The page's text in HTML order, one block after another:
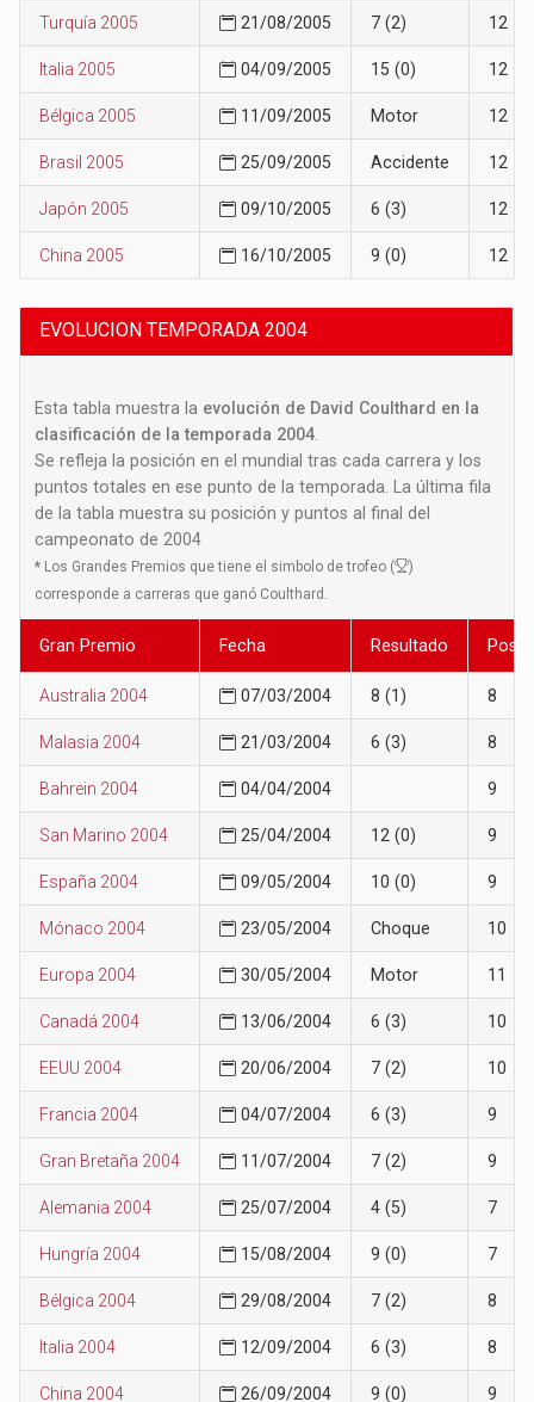
Turquía 2005 21/08/2005 7 (2) 12
Italia 2005 04/09/2005 15 (0) 12
Bélgica 2005 11/09/2005 Motor 12
Brasil 2005 25/09/2005 Accidente 12
Japón 2005 09/10/2005 6 (3) 12
China 2005 16/10/2005 9 (0) 12
EVOLUCION TEMPORADA 2004
Esta tabla muestra la evolución de David Coulthard en la
clasificación de la temporada 2004
Se refleja la posición en el mundial tras cada carrera y los
puntos totales en ese punto de la temporada. La última fila
de la tabla muestra su posición y puntos al final del
campeonato de 2004
* Los Grandes Premios que tiene el simbolo de trofeo (
)
corresponde a carreras que ganó Coulthard.
Gran Premio Fecha Resultado
Australia 2004 07/03/2004 8 (1) 8
Malasia 2004 21/03/2004 6 (3) 8
Bahrein 2004 04/04/2004 9
San Marino 2004 25/04/2004 12 (0) 9
España 2004 09/05/2004 10 (0) 9
Mónaco 2004 23/05/2004 Choque 10
Europa 2004 30/05/2004 Motor 11
Canadá 2004 13/06/2004 6 (3) 10
EEUU 2004 20/06/2004 7 (2) 10
Francia 2004 04/07/2004 6 (3) 9
Gran Bretaña 2004 11/07/2004 7 (2) 9
Alemania 2004 25/07/2004 4 (5) 7
Hungría 2004 15/08/2004 9 (0) 7
Bélgica 2004 29/08/2004 7 (2) 8
Italia 2004 12/09/2004 6 (3) 8
China 2004 26/09/2004 9 (0) 9